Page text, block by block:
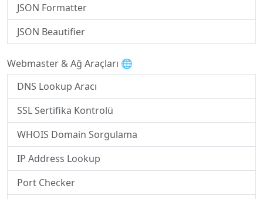
JSON Formatter
JSON Beautifier
Webmaster & Ağ Araçları 🌐
DNS Lookup Aracı
SSL Sertifika Kontrolü
WHOIS Domain Sorgulama
IP Address Lookup
Port Checker